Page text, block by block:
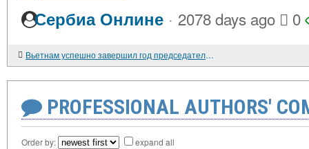
Сербиа Онлине · 2078 days ago 0
Вьетнам успешно завершил год председательства в АСЕАН
PROFESSIONAL AUTHORS'
Order by: expand all